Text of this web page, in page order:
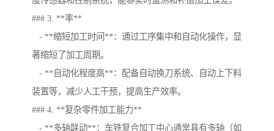
### 3. **率**
- **缩短加工时间**：通过工序集中和自动化操作，显
著缩短了加工周期。
- **自动化程度高**：配备自动换刀系统、自动上下料
装置等，减少人工干预，提高生产效率。
### 4. **复杂零件加工能力**
- **多轴联动**：车铣复合加工中心通常具有多轴（如